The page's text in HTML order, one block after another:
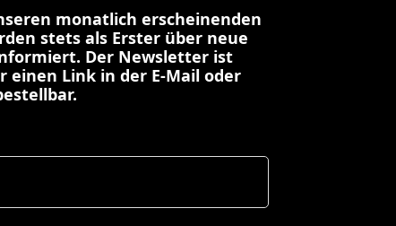
monatlich erscheinenden
stets als Erster über neue
Der Newsletter ist
Link in der E-Mail oder